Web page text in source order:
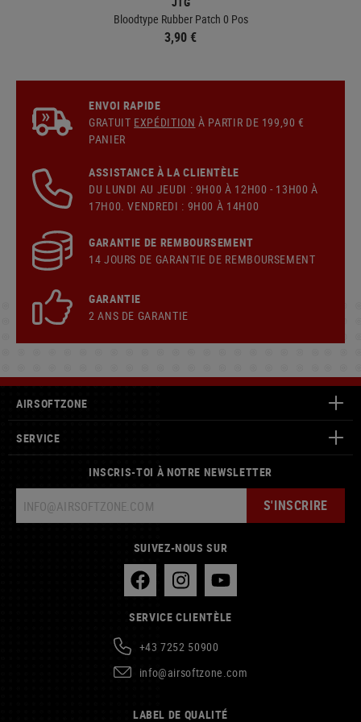
Bloodtype Rubber Patch 0 Pos
3,90 €
ENVOI RAPIDE
GRATUIT EXPÉDITION À PARTIR DE 199,90 €
PANIER
ASSISTANCE À LA CLIENTÈLE
DU LUNDI AU JEUDI : 9H00 À 12H00 - 13H00 À
17H00. VENDREDI : 9H00 À 14H00
GARANTIE DE REMBOURSEMENT
14 JOURS DE GARANTIE DE REMBOURSEMENT
GARANTIE
2 ANS DE GARANTIE
AIRSOFTZONE
SERVICE
INSCRIS-TOI À NOTRE NEWSLETTER
S'INSCRIRE
SUIVEZ-NOUS SUR
SERVICE CLIENTÈLE
+43 7252 50900
info@airsoftzone.com
LABEL DE QUALITÉ